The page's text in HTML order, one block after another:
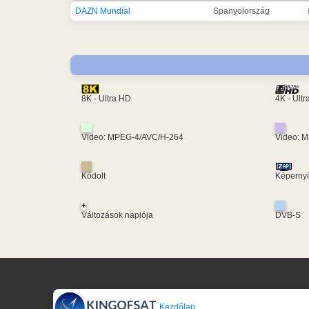
DAZN Mundial Spanyolország
8K - Ultra HD 4K -
Video: MPEG-4/AVC/H-264 Video:
Kódolt
+
Változások naplója
DVB-S
Kezdőlap